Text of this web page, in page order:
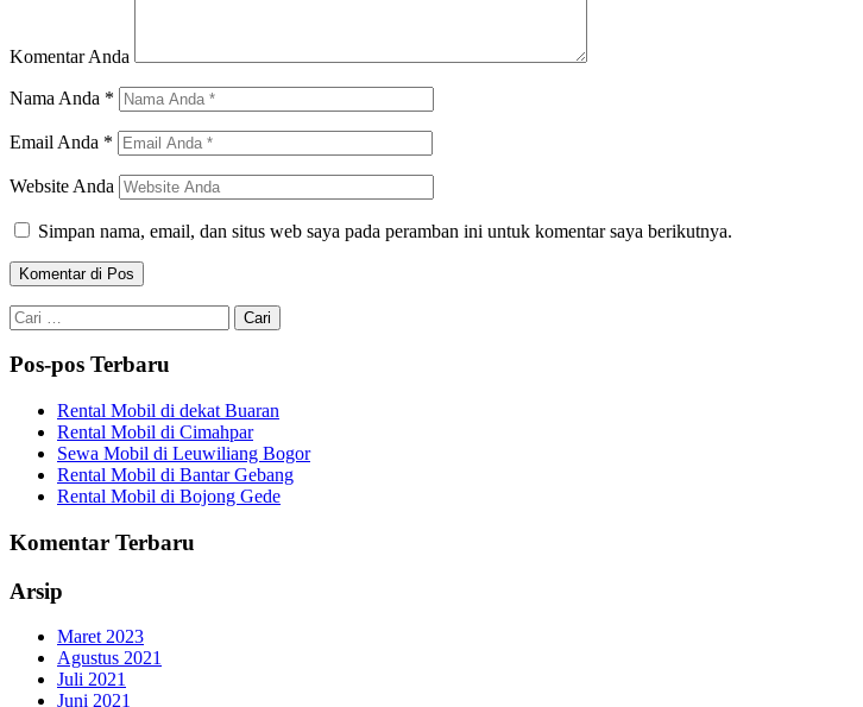
Komentar Anda
Nama Anda *
Email Anda *
Website Anda
Simpan nama, email, dan situs web saya pada peramban ini untuk komentar saya berikutnya.
Cari
untuk:
Pos-pos Terbaru
Rental Mobil di dekat Buaran
Rental Mobil di Cimahpar
Sewa Mobil di Leuwiliang Bogor
Rental Mobil di Bantar Gebang
Rental Mobil di Bojong Gede
Komentar Terbaru
Arsip
Maret 2023
Agustus 2021
Juli 2021
Juni 2021